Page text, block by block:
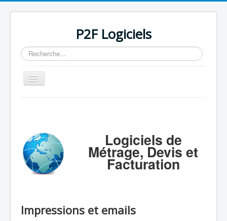
P2F Logiciels
Rechercher
Basculer
la
Support
Tarifs/Acheter
Contact / Mail / Liens
Logiciels de
Métrage, Devis et
Facturation
Impressions et emails